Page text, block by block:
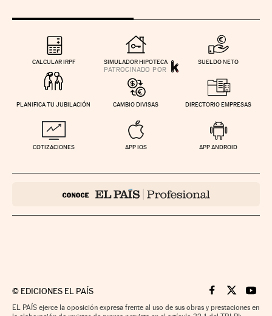
CALCULAR IRPF SIMULADOR HIPOTECA SUELDO NETO
PLANIFICA TU JUBILACIÓN CAMBIO DIVISAS DIRECTORIO EMPRESAS
COTIZACIONES APP IOS APP ANDROID
© EDICIONES EL PAÍS Cinco Días en
Cinco Días
Cinco
EL PAÍS ejerce la oposición expresa frente al uso de sus obras y prestaciones en